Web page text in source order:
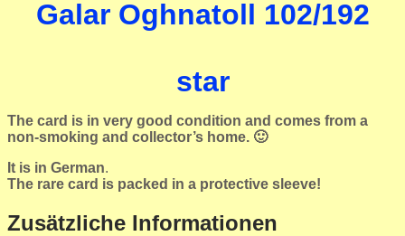
Galar Oghnatoll 102/192
star
The card is in very good condition and comes from a
non-smoking and collector’s home. 🙂
It is in German.
The rare card is packed in a protective sleeve!
Zusätzliche Informationen